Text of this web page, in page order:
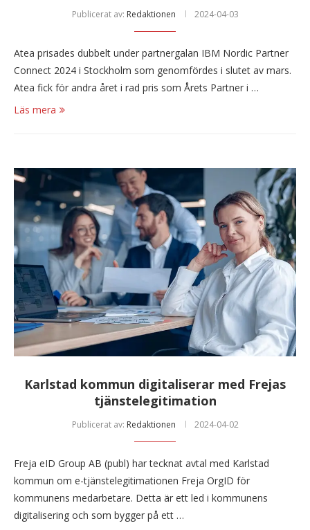
Publicerat av: Redaktionen 2024-04-03
Atea prisades dubbelt under partnergalan IBM Nordic Partner
Connect 2024 i Stockholm som genomfördes i slutet av mars.
Atea fick för andra året i rad pris som Årets Partner i …
Läs mera
Karlstad kommun digitaliserar med Frejas
tjänstelegitimation
Publicerat av: Redaktionen 2024-04-02
Freja eID Group AB (publ) har tecknat avtal med Karlstad
kommun om e-tjänstelegitimationen Freja OrgID för
kommunens medarbetare. Detta är ett led i kommunens
digitalisering och som bygger på ett …